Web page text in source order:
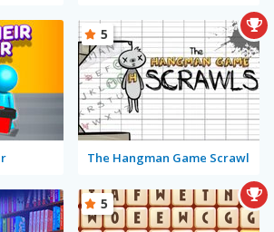
The Hangman Game Scrawl
5
5